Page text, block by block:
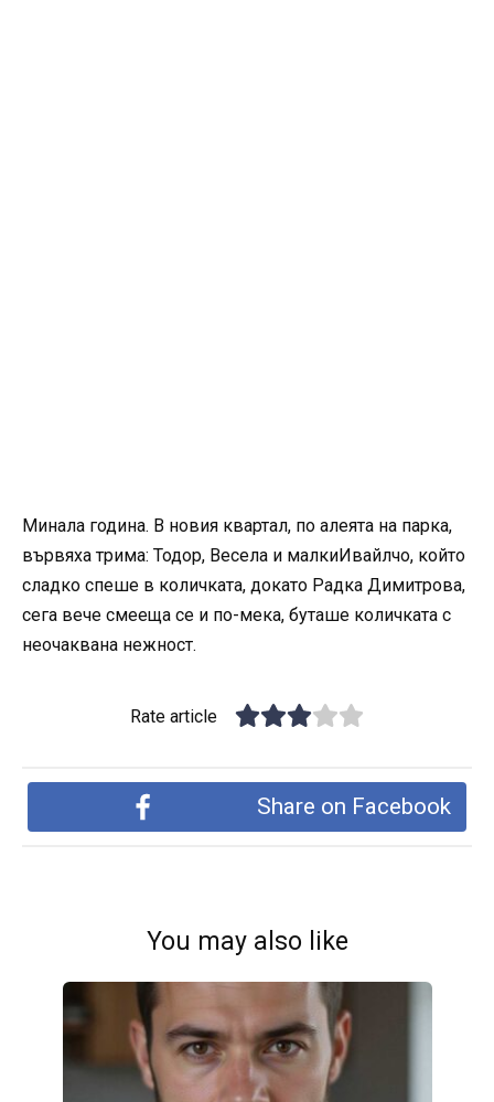
Минала година. В новия квартал, по алеята на парка,
вървяха трима: Тодор, Весела и малкиИвайлчо, който
сладко спеше в количката, докато Радка Димитрова,
сега вече смееща се и по-мека, буташе количката с
неочаквана нежност.
Rate article
Share on Facebook
You may also like